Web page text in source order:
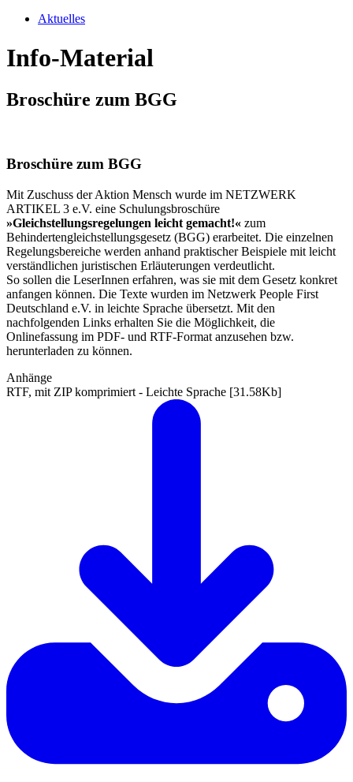
Aktuelles
Info-Material
Broschüre zum BGG
Broschüre zum BGG
Mit Zuschuss der Aktion Mensch wurde im NETZWERK
ARTIKEL 3 e.V. eine Schulungsbroschüre
»Gleichstellungsregelungen leicht gemacht!« zum
Behindertengleichstellungsgesetz (BGG) erarbeitet. Die einzelnen
Regelungsbereiche werden anhand praktischer Beispiele mit leicht
verständlichen juristischen Erläuterungen verdeutlicht.
So sollen die LeserInnen erfahren, was sie mit dem Gesetz konkret
anfangen können. Die Texte wurden im Netzwerk People First
Deutschland e.V. in leichte Sprache übersetzt. Mit den
nachfolgenden Links erhalten Sie die Möglichkeit, die
Onlinefassung im PDF- und RTF-Format anzusehen bzw.
herunterladen zu können.
Anhänge
RTF, mit ZIP komprimiert - Leichte Sprache [31.58Kb]